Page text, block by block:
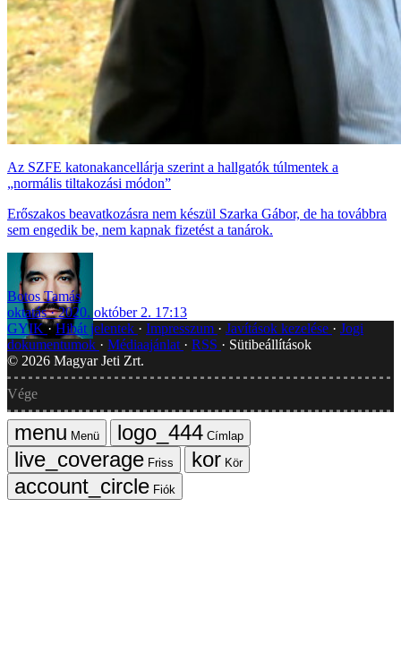
Az SZFE katonakancellárja szerint a hallgatók túlmentek a
„normális tiltakozási módon”
Erőszakos beavatkozásra nem készül Szarka Gábor, de ha továbbra
sem engedik be, nem kapnak fizetést a tanárok.
Botos Tamás
oktatás
2020. október 2. 17:13
GYIK Hibát jelentek Impresszum Javítások kezelése
Jogi
dokumentumok
Médiaajánlat RSS
Sütibeállítások
© 2026 Magyar Jeti Zrt.
Vége
Menü
Címlap
Friss
Kör
Fiók